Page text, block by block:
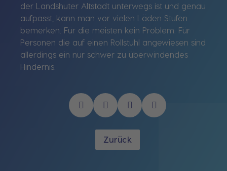
der Landshuter Altstadt unterwegs ist und genau
aufpasst, kann man vor vielen Läden Stufen
bemerken. Für die meisten kein Problem. Für
Personen die auf einen Rollstuhl angewiesen sind
allerdings ein nur schwer zu überwindendes
Hindernis.
Zurück